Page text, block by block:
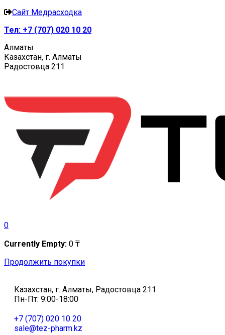
Сайт Медрасходка
Тел: +7 (707) 020 10 20
Алматы
Казахстан, г. Алматы
Радостовца 211
0
Currently Empty: 0 ₸
Продолжить покупки
Казахстан, г. Алматы, Радостовца 211
Пн-Пт: 9:00-18:00
+7 (707) 020 10 20
sale@tez-pharm.kz